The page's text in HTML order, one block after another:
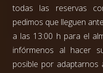
todas las reservas
pedimos que lleguen
a las 13:00 h para el
infórmenos al hacer
posible por adaptarnos